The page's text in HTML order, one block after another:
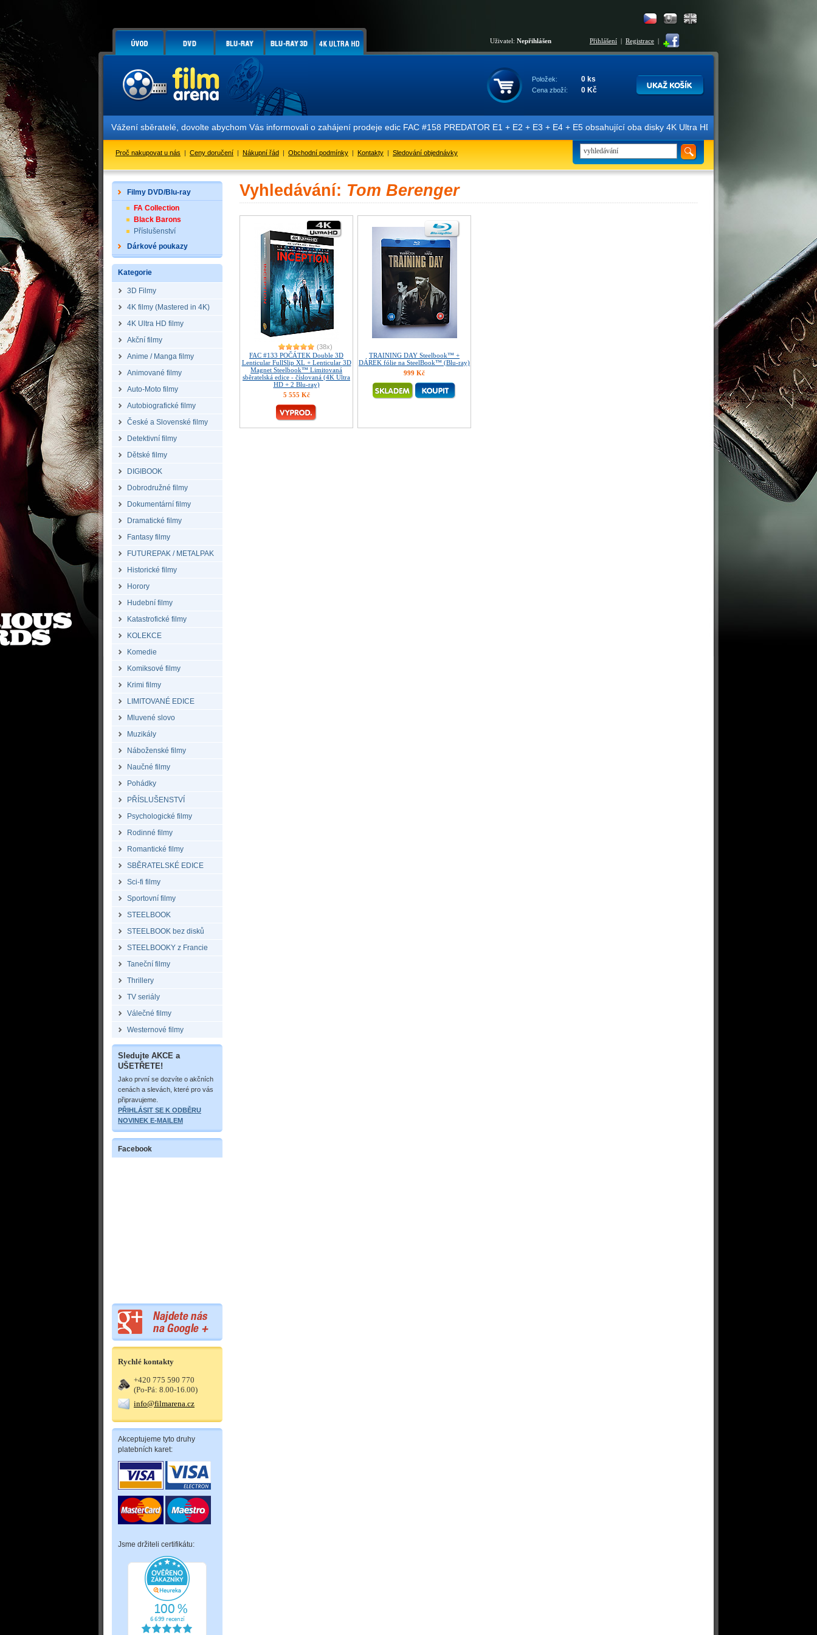
Uživatel: Nepřihlášen Přihlášení | Registrace |
Položek: 0 ks
Cena zboží: 0 Kč
Vážení sběratelé, dovolte abychom Vás informovali o zahájení prodeje edic FAC #158 PREDATOR E1 + E2 + E3 + E4 + E5 obsahující oba disky 4K Ultra HD + Blu-ray 3D/2D.
Proč nakupovat u nás | Ceny doručení | Nákupní řád | Obchodní podmínky | Kontakty | Sledování objednávky
Filmy DVD/Blu-ray
FA Collection
Black Barons
Příslušenství
Dárkové poukazy
Kategorie
3D Filmy
4K filmy (Mastered in 4K)
4K Ultra HD filmy
Akční filmy
Anime / Manga filmy
Animované filmy
Auto-Moto filmy
Autobiografické filmy
České a Slovenské filmy
Detektivní filmy
Dětské filmy
DIGIBOOK
Dobrodružné filmy
Dokumentární filmy
Dramatické filmy
Fantasy filmy
FUTUREPAK / METALPAK
Historické filmy
Horory
Hudební filmy
Katastrofické filmy
KOLEKCE
Komedie
Komiksové filmy
Krimi filmy
LIMITOVANÉ EDICE
Mluvené slovo
Muzikály
Náboženské filmy
Naučné filmy
Pohádky
PŘÍSLUŠENSTVÍ
Psychologické filmy
Rodinné filmy
Romantické filmy
SBĚRATELSKÉ EDICE
Sci-fi filmy
Sportovní filmy
STEELBOOK
STEELBOOK bez disků
STEELBOOKY z Francie
Taneční filmy
Thrillery
TV seriály
Válečné filmy
Westernové filmy
Sledujte AKCE a
UŠETŘETE!
Jako první se dozvíte o akčních
cenách a slevách, které pro vás
připravujeme.
PŘIHLÁSIT SE K ODBĚRU
NOVINEK E-MAILEM
Facebook
Rychlé kontakty
+420 775 590 770
(Po-Pá: 8.00-16.00)
info@filmarena.cz
Akceptujeme tyto druhy
platebních karet:
Jsme držiteli certifikátu:
Vyhledávání: Tom Berenger
(38x)
FAC #133 POČÁTEK Double 3D
Lenticular FullSlip XL + Lenticular 3D
Magnet Steelbook™ Limitovaná
sběratelská edice - číslovaná (4K Ultra
HD + 2 Blu-ray)
5 555 Kč
TRAINING DAY Steelbook™ +
DÁREK fólie na SteelBook™ (Blu-ray)
999 Kč